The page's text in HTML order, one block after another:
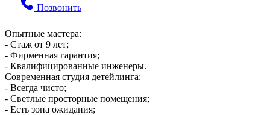
Позвонить
Опытные мастера:
- Стаж от 9 лет;
- Фирменная гарантия;
- Квалифицированные инженеры.
Современная студия детейлинга:
- Всегда чисто;
- Светлые просторные помещения;
- Есть зона ожидания;